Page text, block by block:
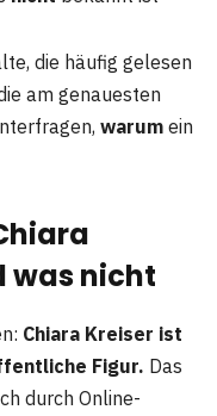
die häufig gelesen
am genauesten
warum ein
was nicht
Chiara Kreiser ist
Figur. Das
durch Online-